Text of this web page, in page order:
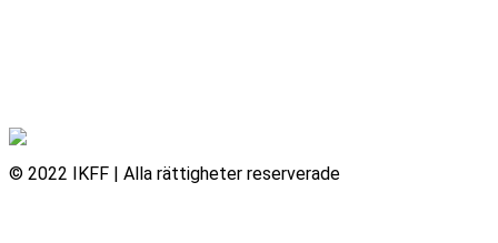
© 2022 IKFF | Alla rättigheter reserverade